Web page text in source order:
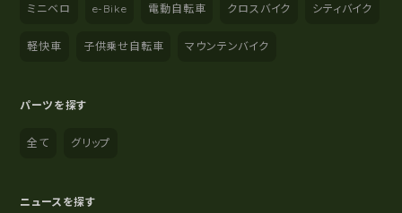
ミニベロ e-Bike 電動自転車 クロスバイク シティバイク
軽快車 子供乗せ自転車 マウンテンバイク
パーツを探す
全て グリップ
ニュースを探す